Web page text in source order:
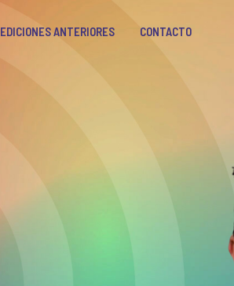
EDICIONES ANTERIORES CONTACTO